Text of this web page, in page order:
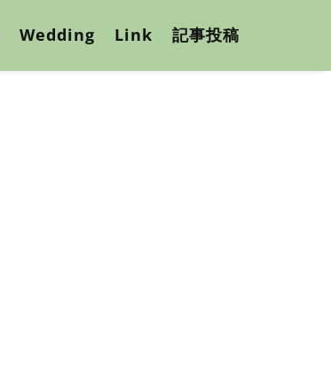
Wedding Link 記事投稿